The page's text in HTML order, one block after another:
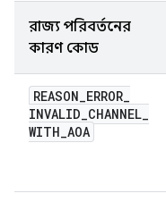
রাজ্য পরিবর্তনের
কারণ কোড
REASON_ERROR_
INVALID_CHANNEL_
WITH_AOA